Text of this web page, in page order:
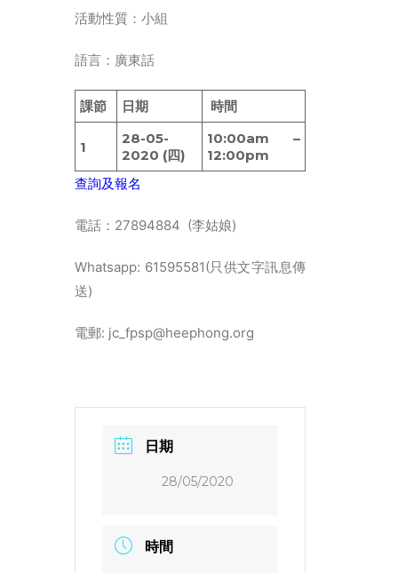
活動性質：小組
語言：廣東話
課節 日期 時間
1
28-05-
2020 (四)
10:00am –
12:00pm
查詢及報名
電話：27894884 (李姑娘)
Whatsapp: 61595581(只供文字訊息傳
送)
電郵: jc_fpsp@heephong.org
日期
28/05/2020
時間